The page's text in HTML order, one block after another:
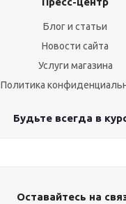
Блог и статьи
Новости сайта
Услуги магазина
Политика
Будьте всегда в
Оставайтесь на